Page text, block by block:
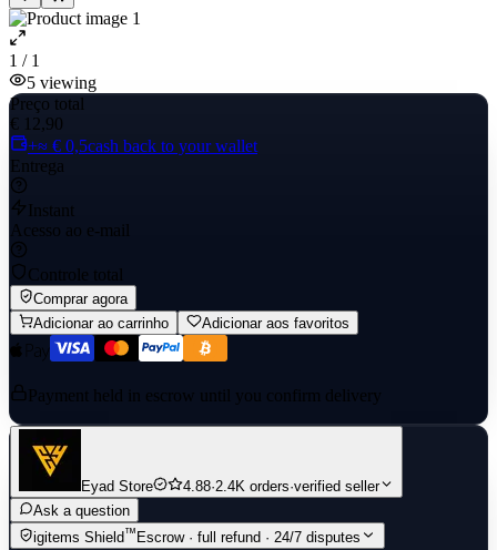
1 / 1
5 viewing
Preço total
€ 12,90
+≈ € 0,5cash back to your wallet
Entrega
Instant
Acesso ao e-mail
Controle total
Comprar agora
Adicionar ao carrinho
Adicionar aos favoritos
Payment held in escrow until you confirm delivery
Eyad Store 4.88·2.4K orders·verified seller
Ask a question
igitems Shield™ Escrow · full refund · 24/7 disputes